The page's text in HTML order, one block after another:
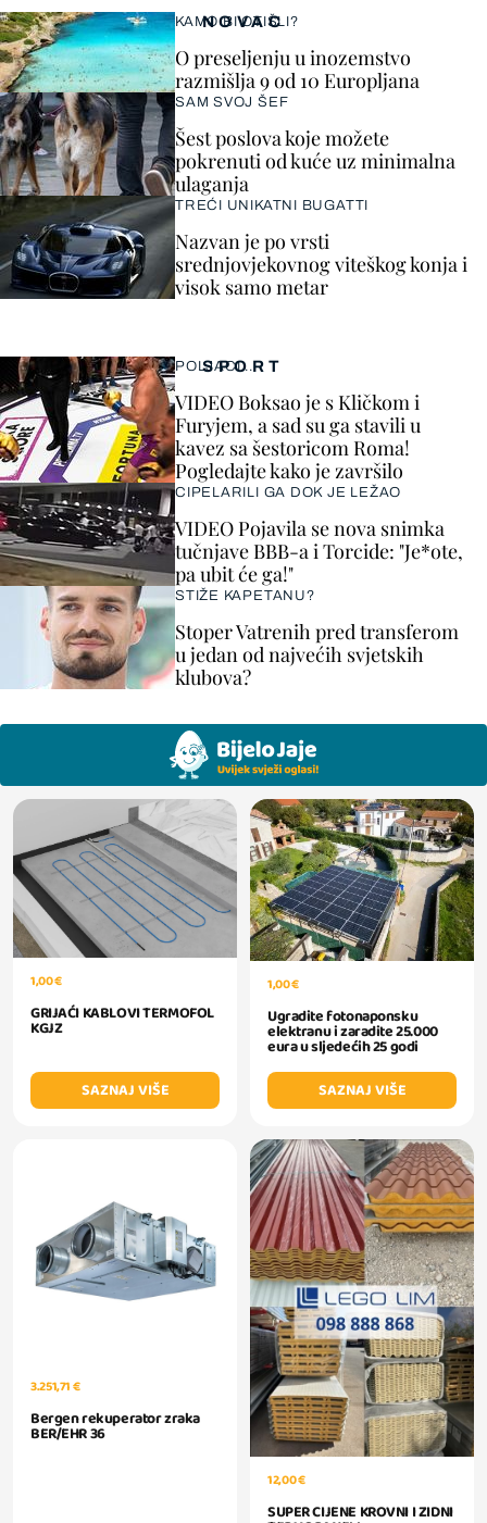
SPORT
POLJACI...
VIDEO Boksao je s Kličkom i
Furyjem, a sad su ga stavili u
kavez sa šestoricom Roma!
Pogledajte kako je završilo
CIPELARILI GA DOK JE LEŽAO
VIDEO Pojavila se nova snimka
tučnjave BBB-a i Torcide: "Je*ote,
pa ubit će ga!"
STIŽE KAPETANU?
Stoper Vatrenih pred transferom
u jedan od najvećih svjetskih
klubova?
NOVAC
KAMO BI OTIŠLI?
O preseljenju u inozemstvo
razmišlja 9 od 10 Europljana
SAM SVOJ ŠEF
Šest poslova koje možete
pokrenuti od kuće uz minimalna
ulaganja
TREĆI UNIKATNI BUGATTI
Nazvan je po vrsti
srednjovjekovnog viteškog konja i
visok samo metar
1,00 €
GRIJAĆI KABLOVI TERMOFOL
KGJZ
SAZNAJ VIŠE
1,00 €
Ugradite fotonaponsku
elektranu i zaradite 25.000
eura u sljedećih 25 godi
SAZNAJ VIŠE
3.251,71 €
Bergen rekuperator zraka
BER/EHR 36
12,00 €
SUPER CIJENE KROVNI I ZIDNI